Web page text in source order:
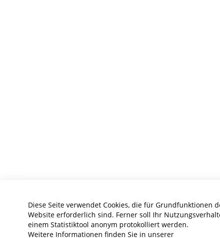
Diese Seite verwendet Cookies, die für Grundfunktionen
Website erforderlich sind. Ferner soll Ihr
einem Statistiktool anonym protokolliert werden.
Weitere Informationen finden Sie in unserer